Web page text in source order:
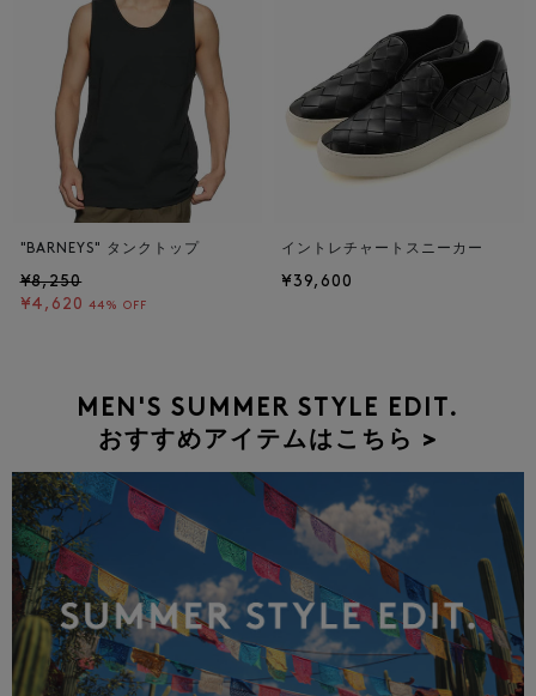
"BARNEYS" タンクトップ
¥8,250
¥4,620 44% OFF
イントレチャートスニーカー
¥39,600
MEN'S SUMMER STYLE EDIT.
おすすめアイテムはこちら >